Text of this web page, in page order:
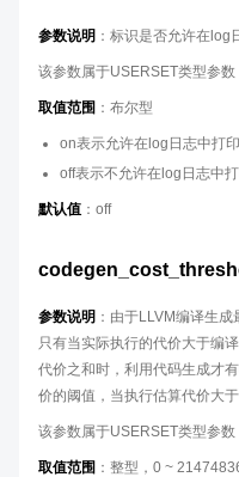
参数说明 ：标识是否允许在log
该参数属于USERSET类型参数
取值范围 ：布尔型
on表示允许在log日志中打印
off表示不允许在log日志中打
默认值 ：off
参数说明 ：由于LLVM编译生
只有当实际执行的代价大于编
代价之和时，利用代码生成才
价的阈值，当执行估算代价大
该参数属于USERSET类型参数
取值范围 ：整型，0 ~